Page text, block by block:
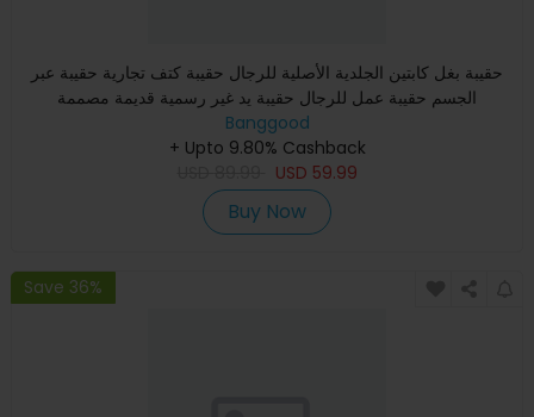
حقيبة بغل كابتين الجلدية الأصلية للرجال حقيبة كتف تجارية حقيبة عبر
الجسم حقيبة عمل للرجال حقيبة يد غير رسمية قديمة مصممة
Banggood
+ Upto 9.80% Cashback
USD 59.99
Buy Now
Save 36%